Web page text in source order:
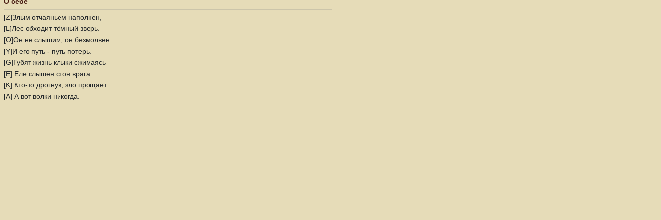
[Z]Злым отчаяньем наполнен,
[L]Лес обходит тёмный зверь.
[O]Он не слышим, он безмолвен
[Y]И его путь - путь потерь.
[G]Губят жизнь клыки сжимаясь
[E] Еле слышен стон врага
[K] Кто-то дрогнув, зло прощает
[A] А вот волки никогда.